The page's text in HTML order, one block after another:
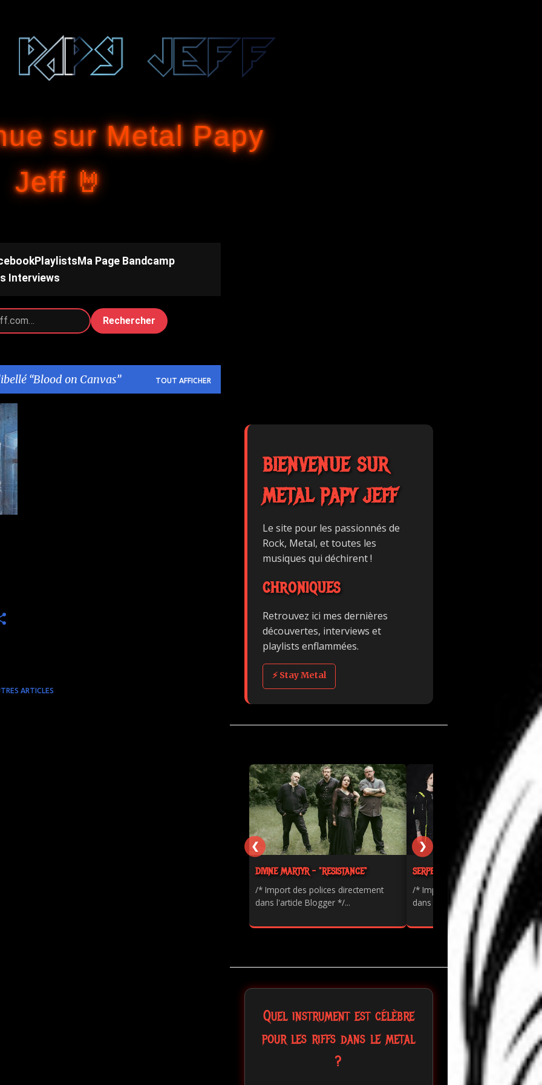
sur Metal Papy
Jeff 🤘
Playlists Ma Page Bandcamp
Interviews
Rechercher
Blood on Canvas TOUT AFFICHER
ARTICLES
BIENVENUE SUR
METAL PAPY JEFF
Le site pour les passionnés de
Rock, Metal, et toutes les
musiques qui déchirent !
CHRONIQUES
Retrouvez ici mes dernières
découvertes, interviews et
playlists enflammées.
⚡ Stay Metal
DIVINE MARTYR - "RESISTANCE"
/* Import des polices directement
dans l'article Blogger */...
SERPENTS - "PAINKILLER"
/* Import des polices directement
dans l'article Blogger */...
❮ ❯
Quel instrument est célèbre
pour les riffs dans le metal
?